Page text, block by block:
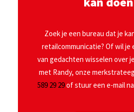
Zoek je een bureau dat je
retailcommunicatie? Of wil je
van gedachten wisselen over
met Randy, onze
589 29 29of stuur een e-mail